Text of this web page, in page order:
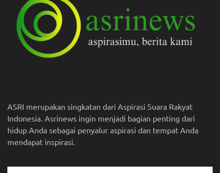
ASRI merupakan singkatan dari Aspirasi Suara Rakyat
Indonesia. Asrinews ingin menjadi bagian penting dari
hidup Anda sebagai penyalur aspirasi dan tempat Anda
mendapat inspirasi.